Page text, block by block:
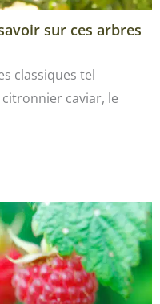
sur ces arbres
classiques tel
caviar, le